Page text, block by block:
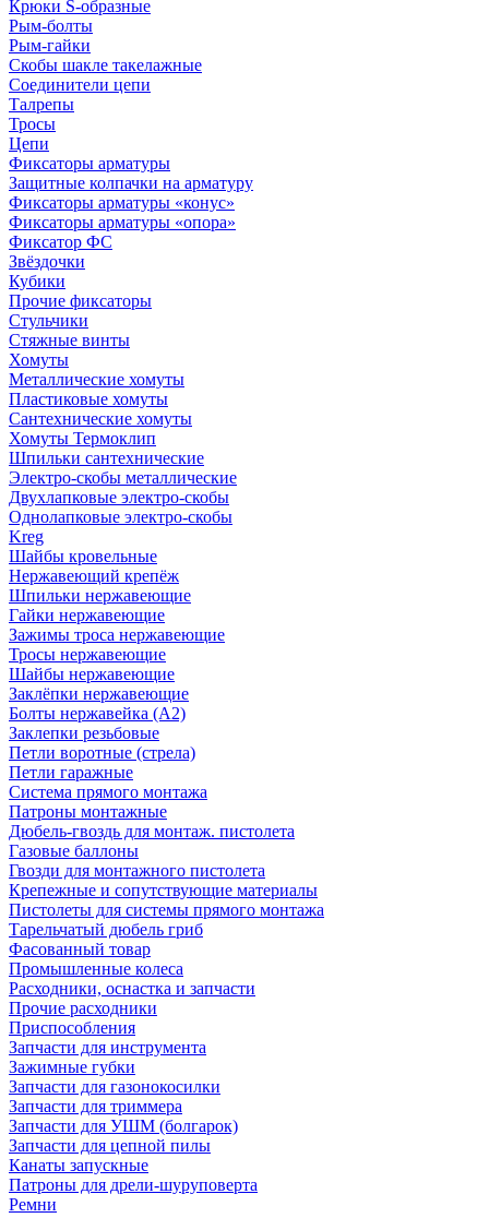
Крюки S-образные
Рым-болты
Рым-гайки
Скобы шакле такелажные
Соединители цепи
Талрепы
Тросы
Цепи
Фиксаторы арматуры
Защитные колпачки на арматуру
Фиксаторы арматуры «конус»
Фиксаторы арматуры «опора»
Фиксатор ФС
Звёздочки
Кубики
Прочие фиксаторы
Стульчики
Стяжные винты
Хомуты
Металлические хомуты
Пластиковые хомуты
Сантехнические хомуты
Хомуты Термоклип
Шпильки сантехнические
Электро-скобы металлические
Двухлапковые электро-скобы
Однолапковые электро-скобы
Kreg
Шайбы кровельные
Нержавеющий крепёж
Шпильки нержавеющие
Гайки нержавеющие
Зажимы троса нержавеющие
Тросы нержавеющие
Шайбы нержавеющие
Заклёпки нержавеющие
Болты нержавейка (А2)
Заклепки резьбовые
Петли воротные (стрела)
Петли гаражные
Система прямого монтажа
Патроны монтажные
Дюбель-гвоздь для монтаж. пистолета
Газовые баллоны
Гвозди для монтажного пистолета
Крепежные и сопутствующие материалы
Пистолеты для системы прямого монтажа
Тарельчатый дюбель гриб
Фасованный товар
Промышленные колеса
Расходники, оснастка и запчасти
Прочие расходники
Приспособления
Запчасти для инструмента
Зажимные губки
Запчасти для газонокосилки
Запчасти для триммера
Запчасти для УШМ (болгарок)
Запчасти для цепной пилы
Канаты запускные
Патроны для дрели-шуруповерта
Ремни